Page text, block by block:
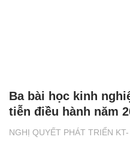
NGHỊ QUYẾT PHÁT TRIỂN KT-
Ba bài học kinh
tiễn điều hành năm